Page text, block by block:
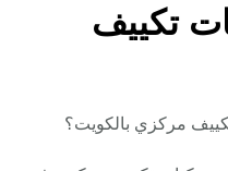
تكييف
مركزي بالكويت؟